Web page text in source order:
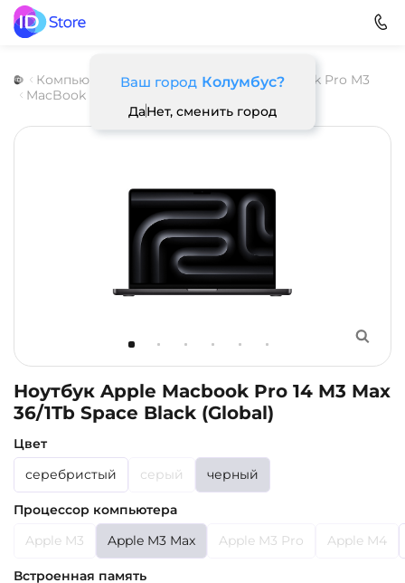
Ваш город Колумбус?
ДаНет, сменить город
Компьютеры Ноутбуки Apple
MacBook Pro M3
MacBook Pro 14 M3 Max
Ноутбук Apple Macbook Pro 14 M3 Max
36/1Tb Space Black (Global)
Цвет
серебристый
серый черный
Процессор компьютера
Apple M3
Apple M3 Max Apple M3 Pro Apple M4
Встроенная память